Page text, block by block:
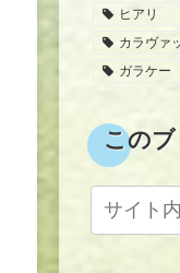
ヒアリ
カラヴァ
ガラケー
この